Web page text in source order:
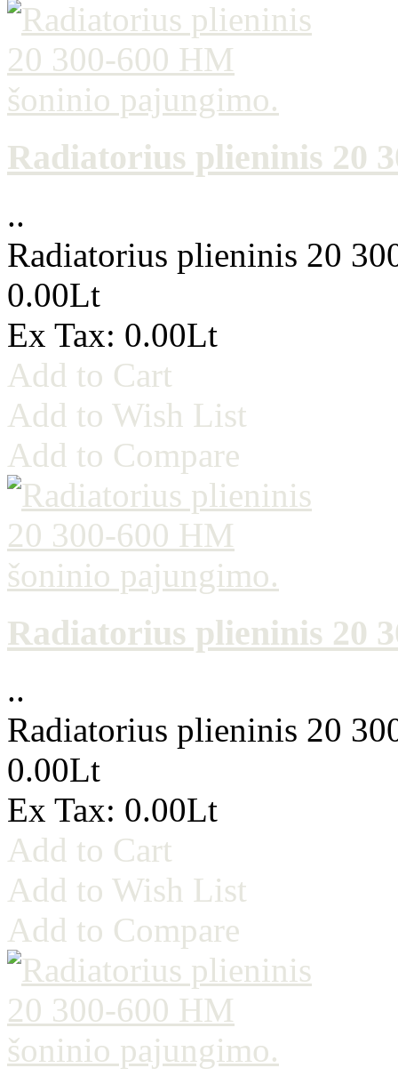
Radiatorius plieninis 20
..
Radiatorius plieninis 20
0.00Lt
Ex Tax: 0.00Lt
Add to Cart
Add to Wish List
Add to Compare
Radiatorius plieninis 20
..
Radiatorius plieninis 20
0.00Lt
Ex Tax: 0.00Lt
Add to Cart
Add to Wish List
Add to Compare